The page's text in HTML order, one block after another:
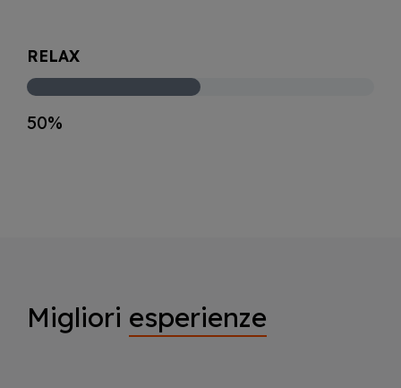
RELAX
50%
Migliori esperienze